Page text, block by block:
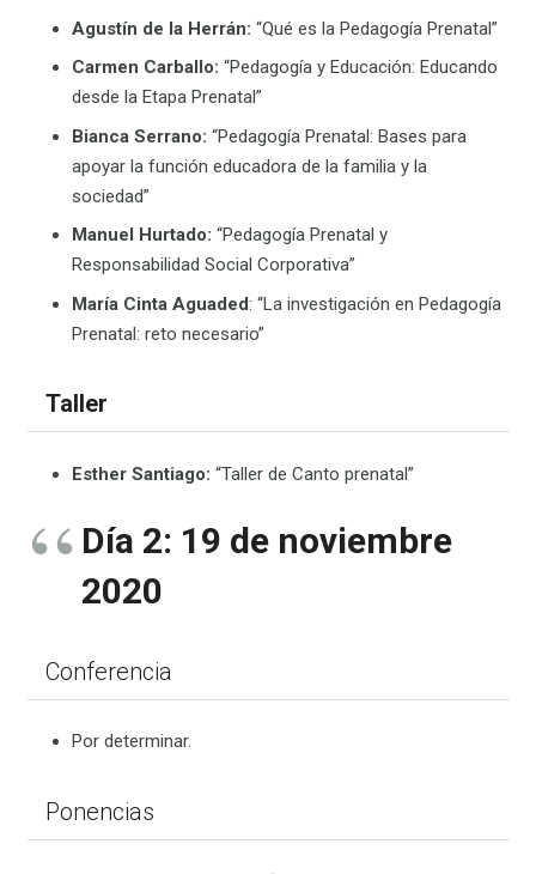
Agustín de la Herrán: “Qué es la Pedagogía Prenatal”
Carmen Carballo: “Pedagogía y Educación: Educando
desde la Etapa Prenatal”
Bianca Serrano: “Pedagogía Prenatal: Bases para
apoyar la función educadora de la familia y la
sociedad”
Manuel Hurtado: “Pedagogía Prenatal y
Responsabilidad Social Corporativa”
María Cinta Aguaded: “La investigación en Pedagogía
Prenatal: reto necesario”
Taller
Esther Santiago: “Taller de Canto prenatal”
Día 2: 19 de noviembre
2020
Conferencia
Por determinar.
Ponencias